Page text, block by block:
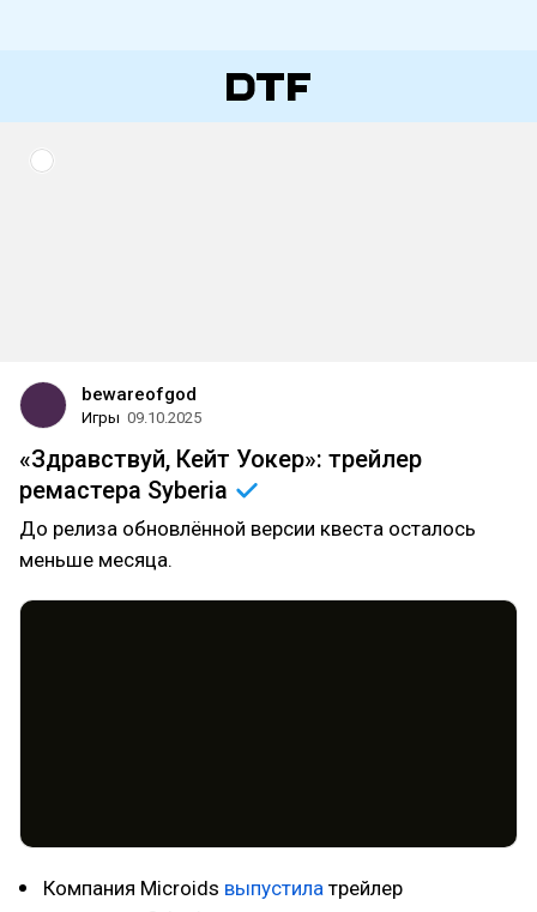
bewareofgod
Игры 09.10.2025
«Здравствуй, Кейт Уокер»: трейлер
ремастера Syberia
До релиза обновлённой версии квеста осталось
меньше месяца.
Компания Microids выпустила трейлер